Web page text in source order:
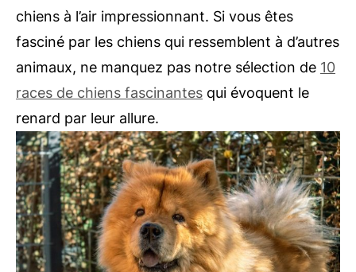
chiens à l’air impressionnant. Si vous êtes
fasciné par les chiens qui ressemblent à d’autres
animaux, ne manquez pas notre sélection de 10
races de chiens fascinantes qui évoquent le
renard par leur allure.